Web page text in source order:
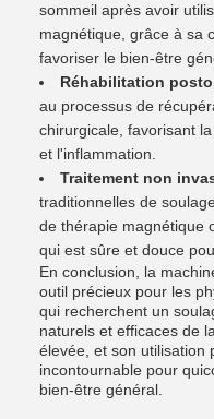
sommeil après avoir
magnétique, grâce à sa
favoriser le bien-être
Réhabilitation
au processus de
chirurgicale, favorisant
et l'inflammation.
Traitement non
traditionnelles de
de thérapie magnétique
qui est sûre et douce
En conclusion, la
outil précieux pour les
qui recherchent un
naturels et efficaces de
élevée, et son utilisation
incontournable pour
bien-être général.